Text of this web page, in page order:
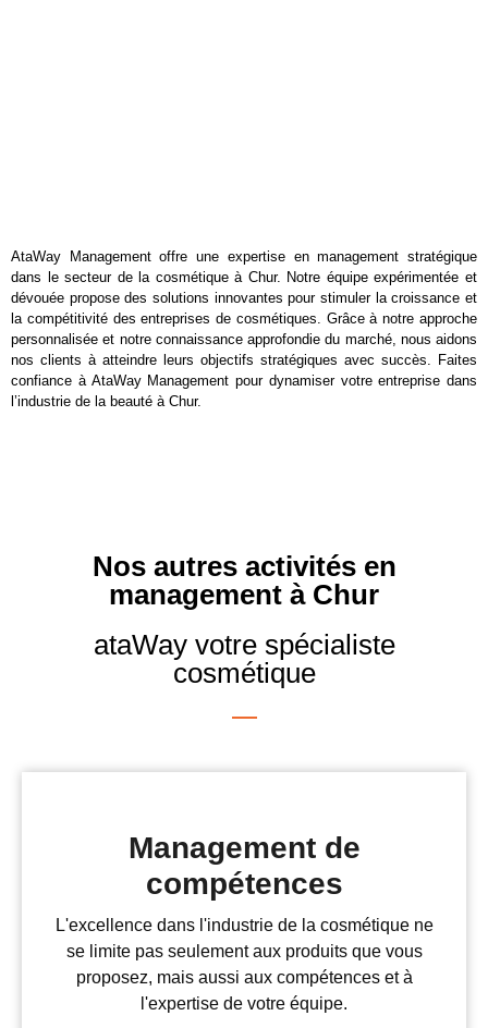
AtaWay Management offre une expertise en management stratégique
dans le secteur de la cosmétique à Chur. Notre équipe expérimentée et
dévouée propose des solutions innovantes pour stimuler la croissance et
la compétitivité des entreprises de cosmétiques. Grâce à notre approche
personnalisée et notre connaissance approfondie du marché, nous aidons
nos clients à atteindre leurs objectifs stratégiques avec succès. Faites
confiance à AtaWay Management pour dynamiser votre entreprise dans
l’industrie de la beauté à Chur.
Nos autres activités en
management à Chur
ataWay votre spécialiste
cosmétique
Management de
compétences
L'excellence dans l'industrie de la cosmétique ne
se limite pas seulement aux produits que vous
proposez, mais aussi aux compétences et à
l'expertise de votre équipe.